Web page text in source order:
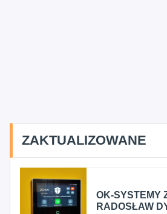
ZAKTUALIZOWANE
OK-SYSTEMY
RADOSŁAW